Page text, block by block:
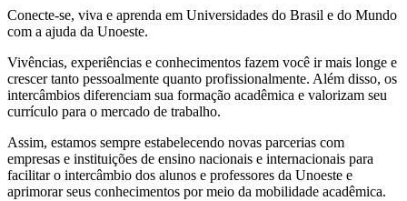
Conecte-se, viva e aprenda em Universidades do Brasil e do Mundo
com a ajuda da Unoeste.
Vivências, experiências e conhecimentos fazem você ir mais longe e
crescer tanto pessoalmente quanto profissionalmente. Além disso, os
intercâmbios diferenciam sua formação acadêmica e valorizam seu
currículo para o mercado de trabalho.
Assim, estamos sempre estabelecendo novas parcerias com
empresas e instituições de ensino nacionais e internacionais para
facilitar o intercâmbio dos alunos e professores da Unoeste e
aprimorar seus conhecimentos por meio da mobilidade acadêmica.